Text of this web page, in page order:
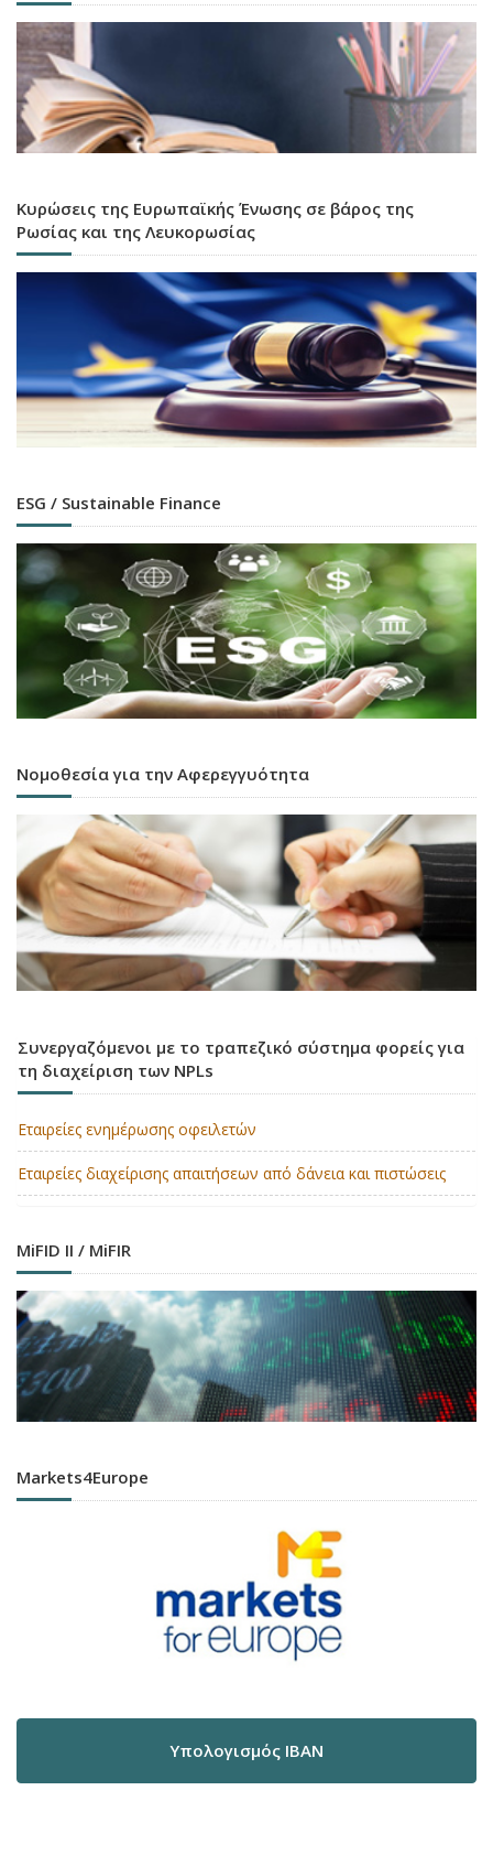
Κυρώσεις της Ευρωπαϊκής Ένωσης σε βάρος της
Ρωσίας και της Λευκορωσίας
ESG / Sustainable Finance
Νομοθεσία για την Αφερεγγυότητα
Συνεργαζόμενοι με το τραπεζικό σύστημα φορείς για
τη διαχείριση των NPLs
Εταιρείες ενημέρωσης οφειλετών
Εταιρείες διαχείρισης απαιτήσεων από δάνεια και πιστώσεις
MiFID II / MiFIR
Markets4Europe
Υπολογισμός IBAN